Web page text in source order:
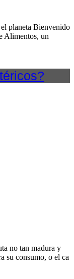
planeta Bienvenido
Alimentos, un
no tan madura y
su consumo, o el ca